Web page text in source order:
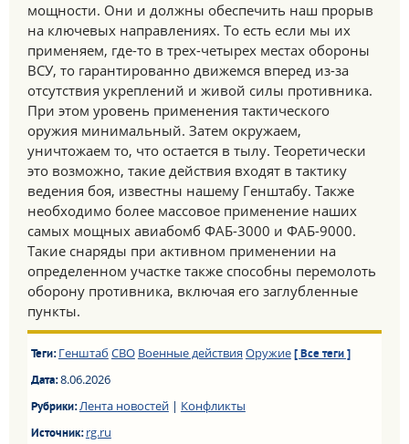
мощности. Они и должны обеспечить наш прорыв
на ключевых направлениях. То есть если мы их
применяем, где-то в трех-четырех местах обороны
ВСУ, то гарантированно движемся вперед из-за
отсутствия укреплений и живой силы противника.
При этом уровень применения тактического
оружия минимальный. Затем окружаем,
уничтожаем то, что остается в тылу. Теоретически
это возможно, такие действия входят в тактику
ведения боя, известны нашему Генштабу. Также
необходимо более массовое применение наших
самых мощных авиабомб ФАБ-3000 и ФАБ-9000.
Такие снаряды при активном применении на
определенном участке также способны перемолоть
оборону противника, включая его заглубленные
пункты.
Теги: Генштаб СВО Военные действия Оружие [ Все теги ]
Дата:8.06.2026
Рубрики:Лента новостей| Конфликты
Источник:rg.ru